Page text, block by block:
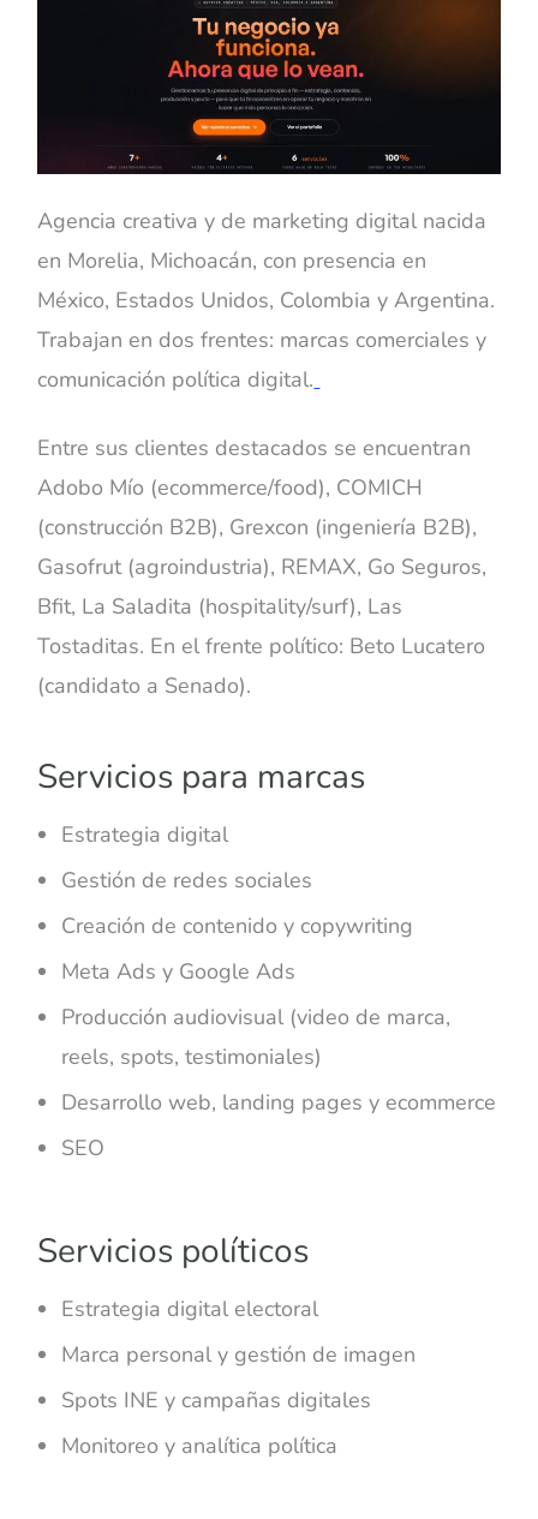
Agencia creativa y de marketing digital nacida
en Morelia, Michoacán, con presencia en
México, Estados Unidos, Colombia y Argentina.
Trabajan en dos frentes: marcas comerciales y
comunicación política digital.
Entre sus clientes destacados se encuentran
Adobo Mío (ecommerce/food), COMICH
(construcción B2B), Grexcon (ingeniería B2B),
Gasofrut (agroindustria), REMAX, Go Seguros,
Bfit, La Saladita (hospitality/surf), Las
Tostaditas. En el frente político: Beto Lucatero
(candidato a Senado).
Servicios para marcas
Estrategia digital
Gestión de redes sociales
Creación de contenido y copywriting
Meta Ads y Google Ads
Producción audiovisual (video de marca,
reels, spots, testimoniales)
Desarrollo web, landing pages y ecommerce
SEO
Servicios políticos
Estrategia digital electoral
Marca personal y gestión de imagen
Spots INE y campañas digitales
Monitoreo y analítica política